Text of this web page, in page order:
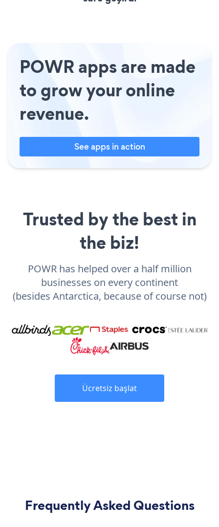
POWR apps are made
to grow your online
revenue.
See apps in action
Trusted by the best in
the biz!
POWR has helped over a half million
businesses on every continent
(besides Antarctica, because of course not)
Ücretsiz başlat
Frequently Asked Questions